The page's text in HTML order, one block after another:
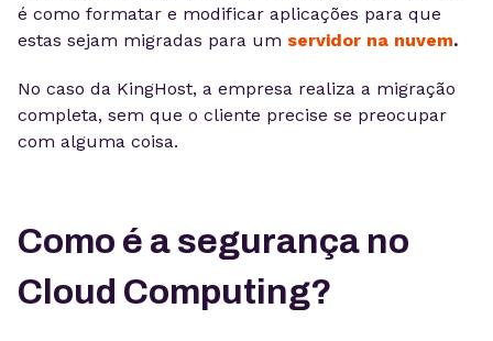
é como formatar e modificar aplicações para que
estas sejam migradas para um servidor na nuvem.
No caso da KingHost, a empresa realiza a migração
completa, sem que o cliente precise se preocupar
com alguma coisa.
Como é a segurança no
Cloud Computing?